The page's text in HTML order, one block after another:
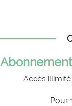
Accès
Pour